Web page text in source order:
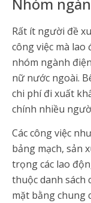
Rất ít người đề
công việc mà lao
nhóm ngành
nữ nước ngoài.
chi phí đi xuất
chính nhiều
Các công việc
bảng mạch, sản
trọng các lao
thuộc danh sách
mặt bằng chung